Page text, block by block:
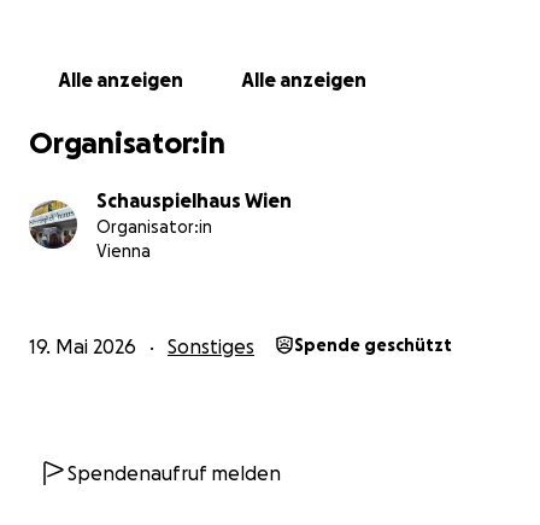
Alle anzeigen Alle anzeigen
Organisator:in
Schauspielhaus Wien
Organisator:in
Vienna
19. Mai 2026 Sonstiges Spende geschützt
Spendenaufruf melden